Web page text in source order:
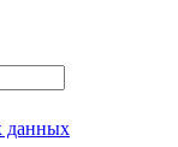
данных